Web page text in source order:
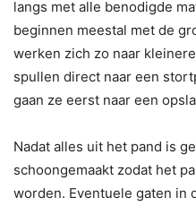
langs met alle benodigde
beginnen meestal met de
werken zich zo naar
spullen direct naar een
gaan ze eerst naar een
Nadat alles uit het pand is
schoongemaakt zodat het
worden. Eventuele gaten in